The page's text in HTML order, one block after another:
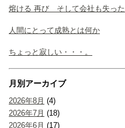
熔ける 再び そして会社も失った
人間にとって成熟とは何か
ちょっと寂しい・・・。
月別アーカイブ
2026年8月 (4)
2026年7月 (18)
2026年6月 (17)